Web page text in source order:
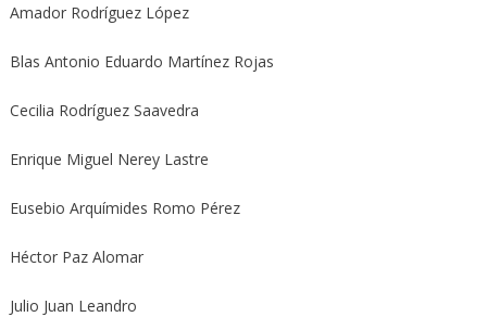
Amador Rodríguez López
Blas Antonio Eduardo Martínez Rojas
Cecilia Rodríguez Saavedra
Enrique Miguel Nerey Lastre
Eusebio Arquímides Romo Pérez
Héctor Paz Alomar
Julio Juan Leandro